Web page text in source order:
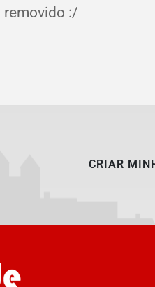
removido :/
CRIAR